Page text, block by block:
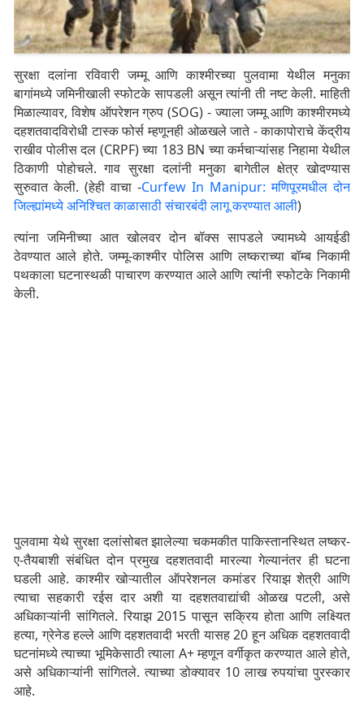
सुरक्षा दलांना रविवारी जम्मू आणि काश्मीरच्या पुलवामा येथील मनुका
बागांमध्ये जमिनीखाली स्फोटके सापडली असून त्यांनी ती नष्ट केली. माहिती
मिळाल्यावर, विशेष ऑपरेशन ग्रुप (SOG) - ज्याला जम्मू आणि काश्मीरमध्ये
दहशतवादविरोधी टास्क फोर्स म्हणूनही ओळखले जाते - काकापोराचे केंद्रीय
राखीव पोलीस दल (CRPF) च्या 183 BN च्या कर्मचाऱ्यांसह निहामा येथील
ठिकाणी पोहोचले. गाव सुरक्षा दलांनी मनुका बागेतील क्षेत्र खोदण्यास
सुरुवात केली. (हेही वाचा -Curfew In Manipur: मणिपूरमधील दोन
जिल्ह्यांमध्ये अनिश्चित काळासाठी संचारबंदी लागू करण्यात आली)
त्यांना जमिनीच्या आत खोलवर दोन बॉक्स सापडले ज्यामध्ये आयईडी
ठेवण्यात आले होते. जम्मू-काश्मीर पोलिस आणि लष्कराच्या बॉम्ब निकामी
पथकाला घटनास्थळी पाचारण करण्यात आले आणि त्यांनी स्फोटके निकामी
केली.
पुलवामा येथे सुरक्षा दलांसोबत झालेल्या चकमकीत पाकिस्तानस्थित लष्कर-
ए-तैयबाशी संबंधित दोन प्रमुख दहशतवादी मारल्या गेल्यानंतर ही घटना
घडली आहे. काश्मीर खोऱ्यातील ऑपरेशनल कमांडर रियाझ शेत्री आणि
त्याचा सहकारी रईस दार अशी या दहशतवाद्यांची ओळख पटली, असे
अधिकाऱ्यांनी सांगितले. रियाझ 2015 पासून सक्रिय होता आणि लक्ष्यित
हत्या, ग्रेनेड हल्ले आणि दहशतवादी भरती यासह 20 हून अधिक दहशतवादी
घटनांमध्ये त्याच्या भूमिकेसाठी त्याला A+ म्हणून वर्गीकृत करण्यात आले होते,
असे अधिकाऱ्यांनी सांगितले. त्याच्या डोक्यावर 10 लाख रुपयांचा पुरस्कार
आहे.